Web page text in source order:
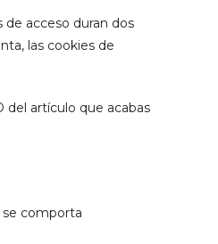
de acceso duran dos
las cookies de
del artículo que acabas
se comporta